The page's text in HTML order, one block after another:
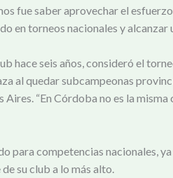
fue saber aprovechar el
en torneos nacionales y alcanzar
hace seis años, consideró el
al quedar subcampeonas
“En Córdoba no es la
competencias nacionales,
su club a lo más alto.